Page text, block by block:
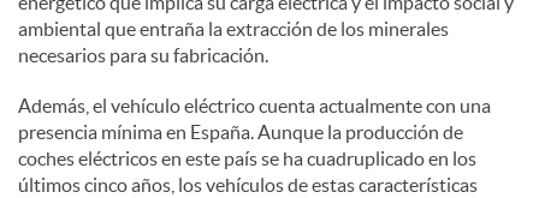
ambiental que entraña la extracción de los minerales
necesarios para su fabricación.
Además, el vehículo eléctrico cuenta actualmente con una
presencia mínima en España. Aunque la producción de
coches eléctricos en este país se ha cuadruplicado en los
últimos cinco años, los vehículos de estas características